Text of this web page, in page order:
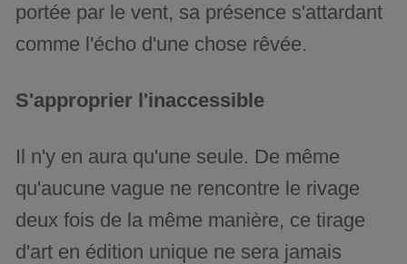
portée par le vent, sa présence s'attardant
comme l'écho d'une chose rêvée.
S'approprier l'inaccessible
Il n'y en aura qu'une seule. De même
qu'aucune vague ne rencontre le rivage
deux fois de la même manière, ce tirage
d'art en édition unique ne sera jamais